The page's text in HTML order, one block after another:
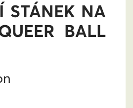
STÁNEK NA
BALL